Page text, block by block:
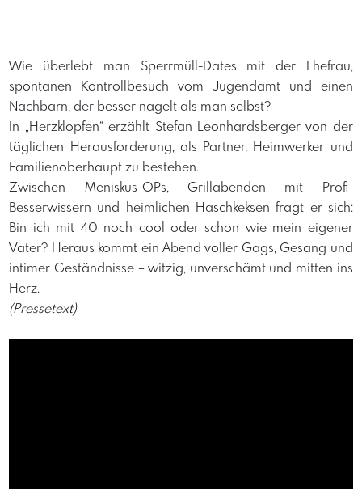
​Wie überlebt man Sperrmüll-Dates mit der Ehefrau,
spontanen Kontrollbesuch vom Jugendamt und einen
Nachbarn, der besser nagelt als man selbst?
​In „Herzklopfen“ erzählt Stefan Leonhardsberger von der
täglichen Herausforderung, als Partner, Heimwerker und
Familienoberhaupt zu bestehen.
​Zwischen Meniskus-OPs, Grillabenden mit Profi-
Besserwissern und heimlichen Haschkeksen fragt er sich:
Bin ich mit 40 noch cool oder schon wie mein eigener
Vater? Heraus kommt ein Abend voller Gags, Gesang und
intimer Geständnisse – witzig, unverschämt und mitten ins
Herz.
(Pressetext)